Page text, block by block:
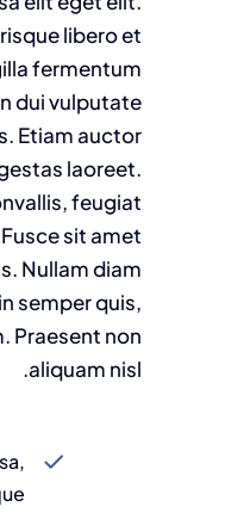
libero et
fermentum
dui vulputate
Etiam auctor
laoreet.
feugiat
sit amet
Nullam diam
semper quis,
Praesent non
aliquam nisl.